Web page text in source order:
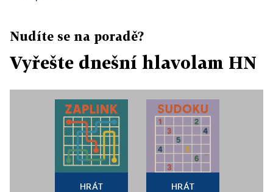
Nudíte se na poradě?
Vyřešte dnešní hlavolam HN
HRÁT HRÁT